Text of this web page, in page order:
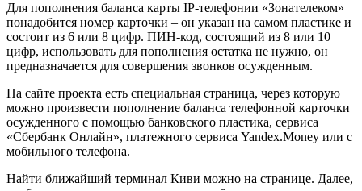
Для пополнения баланса карты IP-телефонии «Зонателеком»
понадобится номер карточки – он указан на самом пластике и
состоит из 6 или 8 цифр. ПИН-код, состоящий из 8 или 10
цифр, использовать для пополнения остатка не нужно, он
предназначается для совершения звонков осужденным.
На сайте проекта есть специальная страница, через которую
можно произвести пополнение баланса телефонной карточки
осужденного с помощью банковского пластика, сервиса
«Сбербанк Онлайн», платежного сервиса Yandex.Money или с
мобильного телефона.
Найти ближайший терминал Киви можно на странице. Далее,